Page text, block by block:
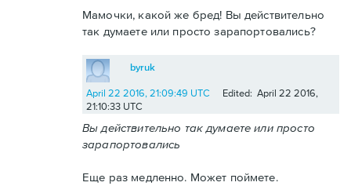
Мамочки, какой же бред! Вы действительно
так думаете или просто зарапортовались?
byruk
April 22 2016, 21:09:49 UTC
Edited: April 22 2016,
21:10:33 UTC
Вы действительно так думаете или просто
зарапортовались
Еще раз медленно. Может поймете.